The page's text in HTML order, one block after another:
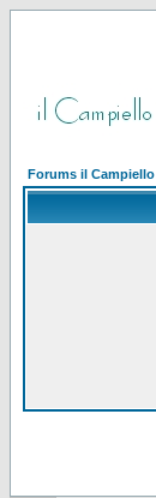
Forums il Campiello